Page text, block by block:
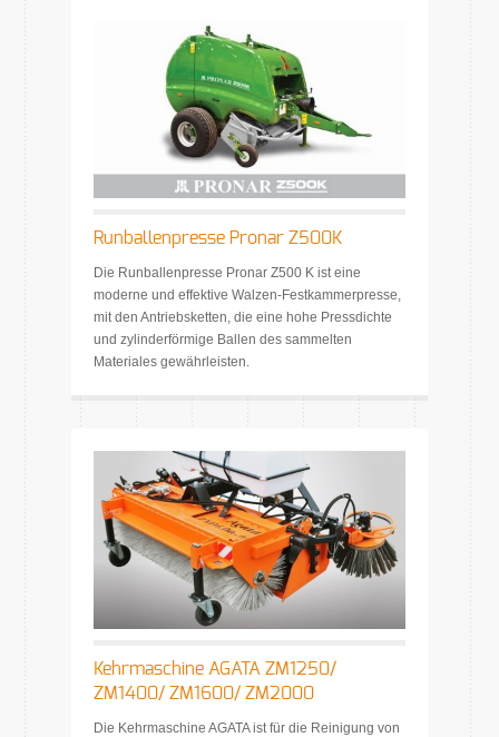
Runballenpresse Pronar Z500K
Die Runballenpresse Pronar Z500 K ist eine
moderne und effektive Walzen-Festkammerpresse,
mit den Antriebsketten, die eine hohe Pressdichte
und zylinderförmige Ballen des sammelten
Materiales gewährleisten.
Kehrmaschine AGATA ZM1250/
ZM1400/ ZM1600/ ZM2000
Die Kehrmaschine AGATA ist für die Reinigung von